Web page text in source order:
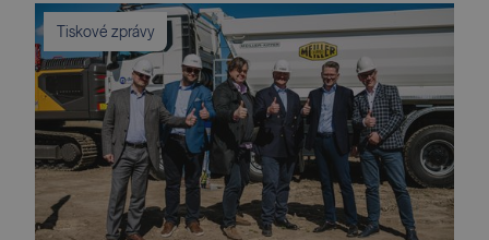
Tiskové zprávy